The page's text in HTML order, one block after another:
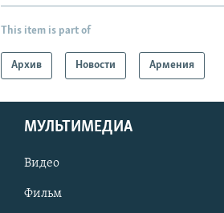
This item is part of
Архив Новости Армения
МУЛЬТИМЕДИА
Видео
Фильм